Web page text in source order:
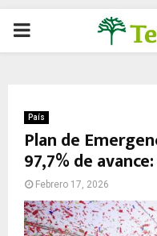
P
M
A
País
Plan de
97,7% de
Febrero 17, 2026